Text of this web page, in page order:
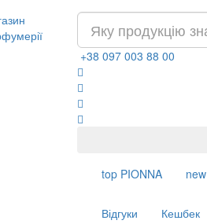
+38 097 003 88 00
top PIONNA new
Відгуки Кешбек